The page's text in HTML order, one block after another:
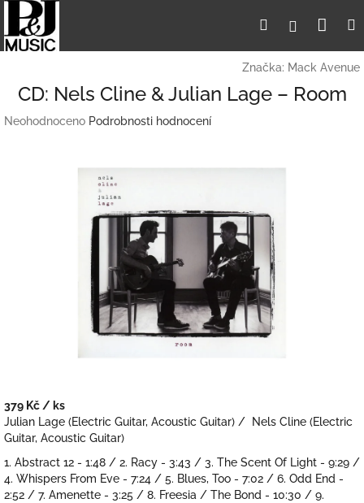
obsah
HledatPřihlášení
Značka: Mack Avenue
CD: Nels Cline & Julian Lage – Room
Průměrné
Neohodnoceno Podrobnosti hodnocení
379 Kč / ks
Měrná
cena:
Julian Lage (Electric Guitar, Acoustic Guitar) / Nels Cline (Electric
Guitar, Acoustic Guitar)
1. Abstract 12 - 1:48 / 2. Racy - 3:43 / 3. The Scent Of Light - 9:29 /
4. Whispers From Eve - 7:24 / 5. Blues, Too - 7:02 / 6. Odd End -
2:52 / 7. Amenette - 3:25 / 8. Freesia / The Bond - 10:30 / 9.